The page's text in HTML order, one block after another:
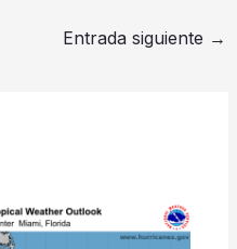
Entrada siguiente →